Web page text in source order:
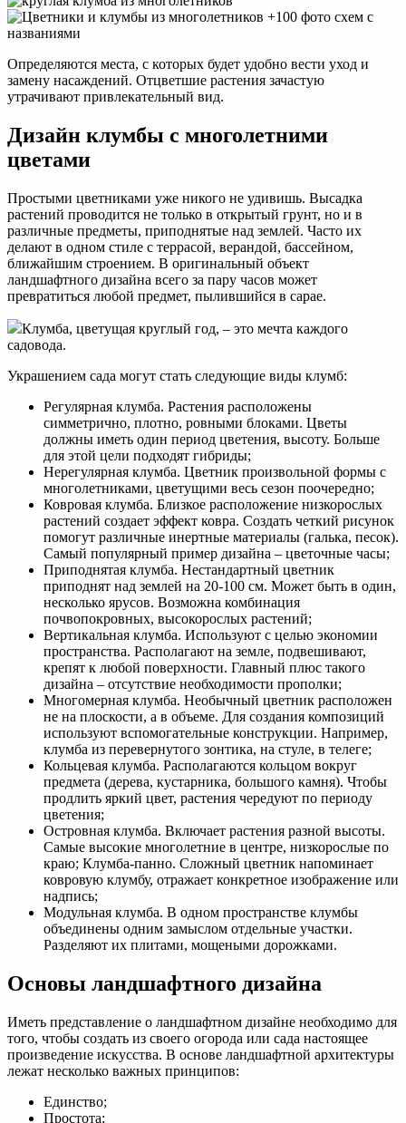
Определяются места, с которых будет удобно вести уход и
замену насаждений. Отцветшие растения зачастую
утрачивают привлекательный вид.
Дизайн клумбы с многолетними
цветами
Простыми цветниками уже никого не удивишь. Высадка
растений проводится не только в открытый грунт, но и в
различные предметы, приподнятые над землей. Часто их
делают в одном стиле с террасой, верандой, бассейном,
ближайшим строением. В оригинальный объект
ландшафтного дизайна всего за пару часов может
превратиться любой предмет, пылившийся в сарае.
Клумба, цветущая круглый год, – это мечта каждого
садовода.
Украшением сада могут стать следующие виды клумб:
Регулярная клумба. Растения расположены
симметрично, плотно, ровными блоками. Цветы
должны иметь один период цветения, высоту. Больше
для этой цели подходят гибриды;
Нерегулярная клумба. Цветник произвольной формы с
многолетниками, цветущими весь сезон поочередно;
Ковровая клумба. Близкое расположение низкорослых
растений создает эффект ковра. Создать четкий рисунок
помогут различные инертные материалы (галька, песок).
Самый популярный пример дизайна – цветочные часы;
Приподнятая клумба. Нестандартный цветник
приподнят над землей на 20-100 см. Может быть в один,
несколько ярусов. Возможна комбинация
почвопокровных, высокорослых растений;
Вертикальная клумба. Используют с целью экономии
пространства. Располагают на земле, подвешивают,
крепят к любой поверхности. Главный плюс такого
дизайна – отсутствие необходимости прополки;
Многомерная клумба. Необычный цветник расположен
не на плоскости, а в объеме. Для создания композиций
используют вспомогательные конструкции. Например,
клумба из перевернутого зонтика, на стуле, в телеге;
Кольцевая клумба. Располагаются кольцом вокруг
предмета (дерева, кустарника, большого камня). Чтобы
продлить яркий цвет, растения чередуют по периоду
цветения;
Островная клумба. Включает растения разной высоты.
Самые высокие многолетние в центре, низкорослые по
краю; Клумба-панно. Сложный цветник напоминает
ковровую клумбу, отражает конкретное изображение или
надпись;
Модульная клумба. В одном пространстве клумбы
объединены одним замыслом отдельные участки.
Разделяют их плитами, мощеными дорожками.
Основы ландшафтного дизайна
Иметь представление о ландшафтном дизайне необходимо для
того, чтобы создать из своего огорода или сада настоящее
произведение искусства. В основе ландшафтной архитектуры
лежат несколько важных принципов:
Единство;
Простота;